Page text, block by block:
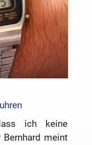
ich keine
Bernhard meint